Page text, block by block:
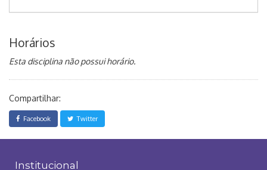
Horários
Esta disciplina não possui horário.
Compartilhar:
Facebook Twitter
Institucional